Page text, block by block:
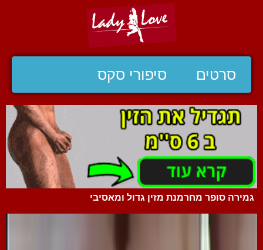
סרטים סיפורי סקס
גמירה סופר מחרמנת מזין גדול ומאסיבי